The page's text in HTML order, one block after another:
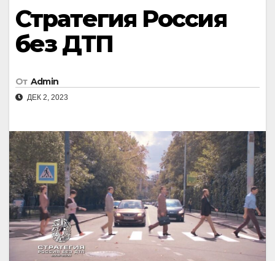
Стратегия Россия
без ДТП
От Admin
ДЕК 2, 2023